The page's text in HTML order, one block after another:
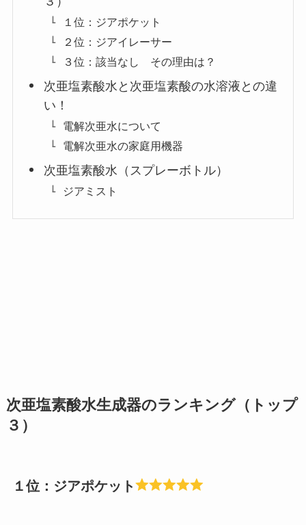
１位：ジアポケット
２位：ジアイレーサー
３位：該当なし その理由は？
次亜塩素酸水と次亜塩素酸の水溶液との違
い！
電解次亜水について
電解次亜水の家庭用機器
次亜塩素酸水（スプレーボトル）
ジアミスト
次亜塩素酸水生成器のランキング（トップ
３）
１位：ジアポケット